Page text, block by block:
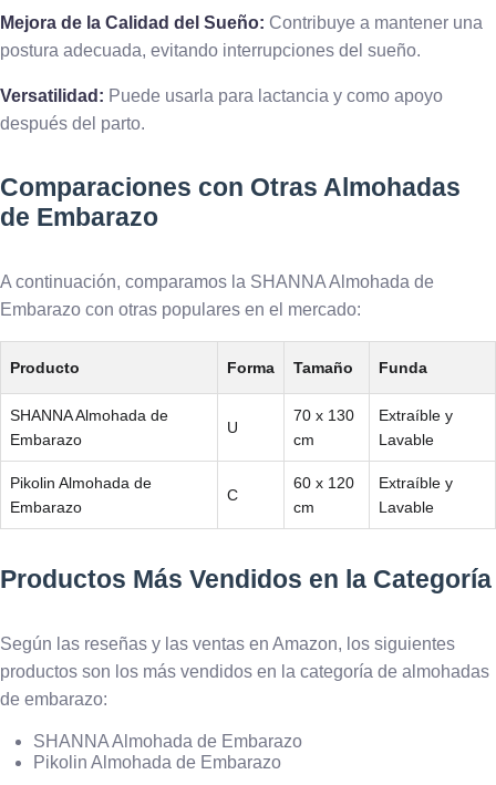
Mejora de la Calidad del Sueño: Contribuye a mantener una
postura adecuada, evitando interrupciones del sueño.
Versatilidad: Puede usarla para lactancia y como apoyo
después del parto.
Comparaciones con Otras Almohadas
de Embarazo
A continuación, comparamos la SHANNA Almohada de
Embarazo con otras populares en el mercado:
Producto Forma Tamaño Funda
SHANNA Almohada de
Embarazo
U
70 x 130
cm
Extraíble y
Lavable
Pikolin Almohada de
Embarazo
C
60 x 120
cm
Extraíble y
Lavable
Productos Más Vendidos en la Categoría
Según las reseñas y las ventas en Amazon, los siguientes
productos son los más vendidos en la categoría de almohadas
de embarazo:
SHANNA Almohada de Embarazo
Pikolin Almohada de Embarazo